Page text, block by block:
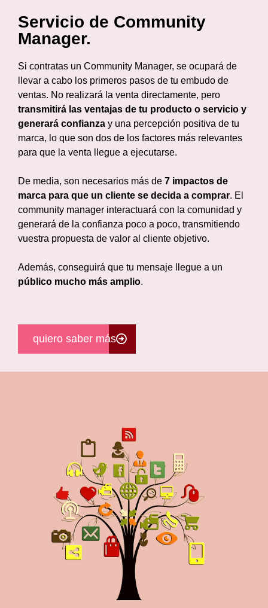
Servicio de Community
Manager.
Si contratas un Community Manager, se ocupará de
llevar a cabo los primeros pasos de tu embudo de
ventas. No realizará la venta directamente, pero
transmitirá las ventajas de tu producto o servicio y
generará confianza y una percepción positiva de tu
marca, lo que son dos de los factores más relevantes
para que la venta llegue a ejecutarse.
De media, son necesarios más de 7 impactos de
marca para que un cliente se decida a comprar. El
community manager interactuará con la comunidad y
generará de la confianza poco a poco, transmitiendo
vuestra propuesta de valor al cliente objetivo.
Además, conseguirá que tu mensaje llegue a un
público mucho más amplio.
quiero saber más